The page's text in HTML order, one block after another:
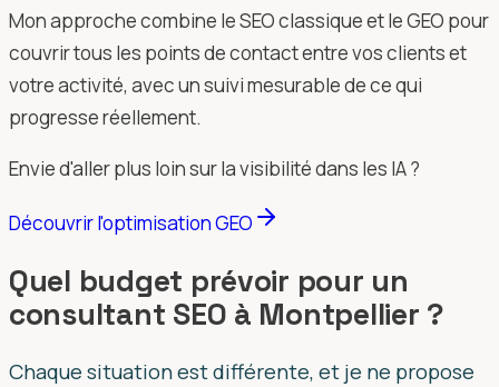
Mon approche combine le SEO classique et le GEO pour
couvrir tous les points de contact entre vos clients et
votre activité, avec un suivi mesurable de ce qui
progresse réellement.
Envie d'aller plus loin sur la visibilité dans les IA ?
Découvrir l'optimisation GEO
Quel budget prévoir pour un
consultant SEO à Montpellier ?
Chaque situation est différente, et je ne propose